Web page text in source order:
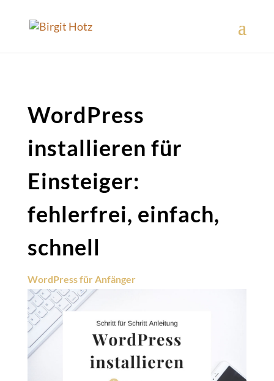
WordPress
installieren für
Einsteiger:
fehlerfrei, einfach,
schnell
WordPress für Anfänger